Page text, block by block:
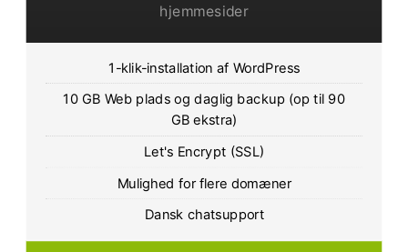
hjemmesider
1-klik-installation af WordPress
10 GB Web plads og daglig backup (op til 90
GB ekstra)
Let's Encrypt (SSL)
Mulighed for flere domæner
Dansk chatsupport